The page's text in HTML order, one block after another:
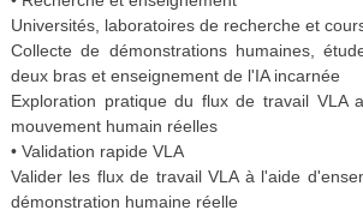
Universités, laboratoires de recherche et
Collecte de démonstrations humaines,
deux bras et enseignement de l'IA incarnée
Exploration pratique du flux de travail VLA
mouvement humain réelles
• Validation rapide VLA
Valider les flux de travail VLA à l'aide
démonstration humaine réelle